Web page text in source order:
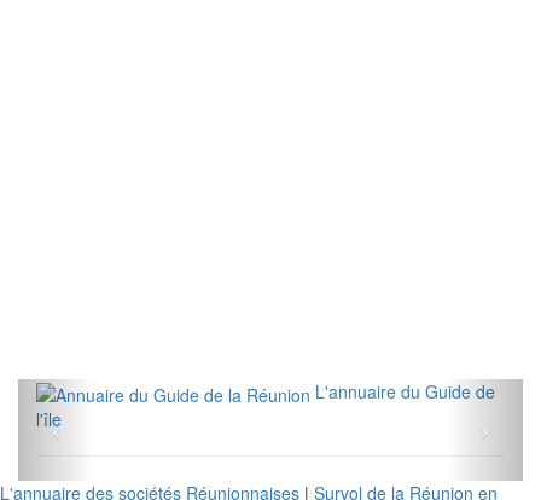
L'annuaire du Guide de
l'île
L'annuaire des sociétés Réunionnaises | Survol de la Réunion en